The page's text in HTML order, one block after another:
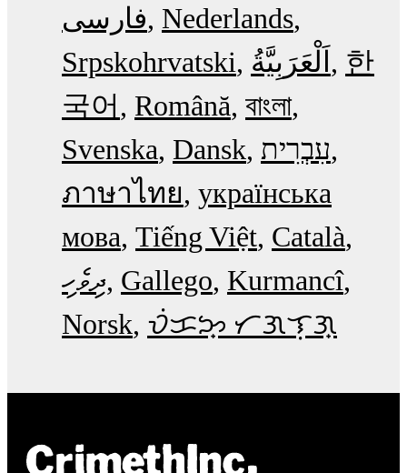
فارسی Nederlands
Srpskohrvatski
한
국어
Română বাংলা
Svenska Dansk עִבְרִית
ภาษาไทย українська
мова Tiếng Việt Català
ދިވެހި Gallego Kurmancî
Norsk ᜏᜒᜃᜅ᜔ ᜆᜄᜎᜓᜄ᜔